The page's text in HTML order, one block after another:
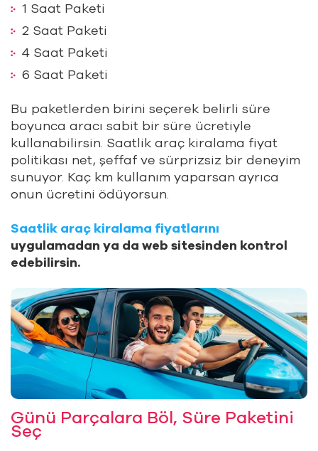
1 Saat Paketi
2 Saat Paketi
4 Saat Paketi
6 Saat Paketi
Bu paketlerden birini seçerek belirli süre
boyunca aracı sabit bir süre ücretiyle
kullanabilirsin. Saatlik araç kiralama fiyat
politikası net, şeffaf ve sürprizsiz bir deneyim
sunuyor. Kaç km kullanım yaparsan ayrıca
onun ücretini ödüyorsun.
Saatlik araç kiralama fiyatlarını
uygulamadan ya da web sitesinden kontrol
edebilirsin.
Günü Parçalara Böl, Süre Paketini
Seç